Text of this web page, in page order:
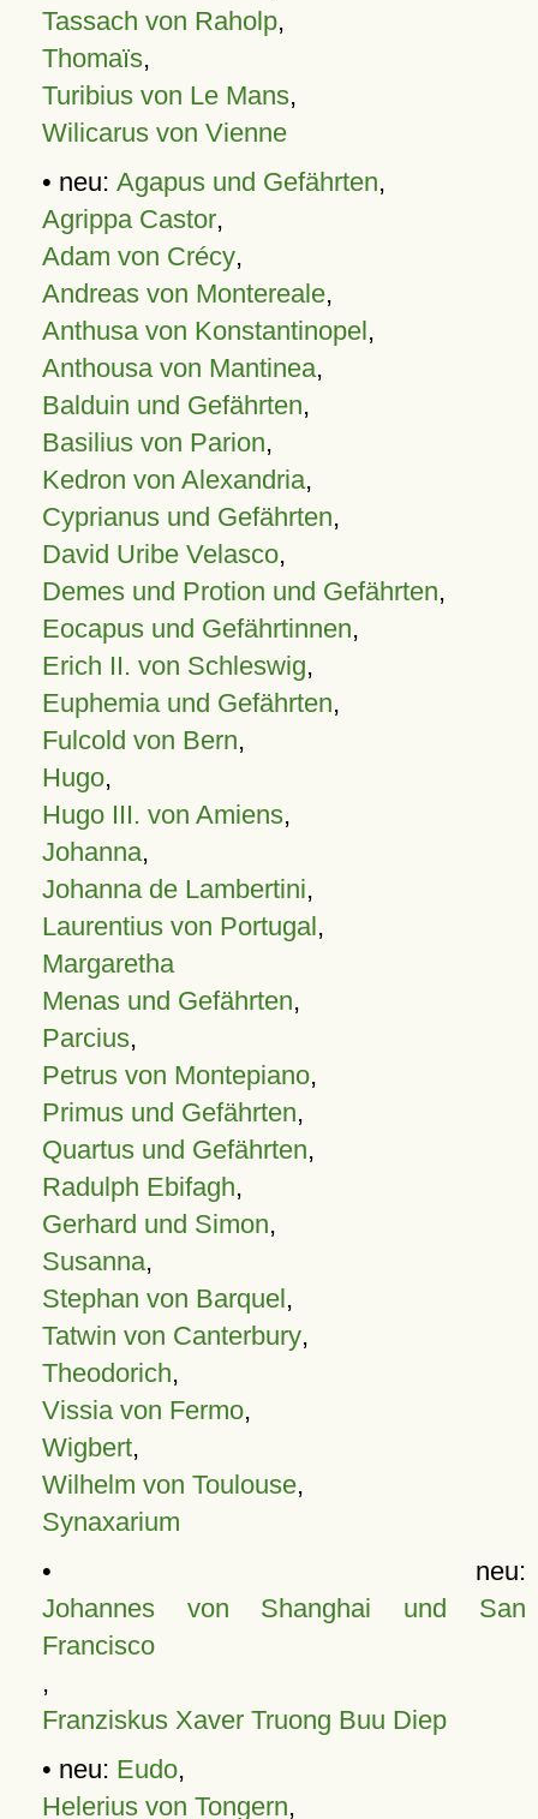
Tassach von Raholp,
Thomaïs,
Turibius von Le Mans,
Wilicarus von Vienne
• neu: Agapus und Gefährten,
Agrippa Castor,
Adam von Crécy,
Andreas von Montereale,
Anthusa von Konstantinopel,
Anthousa von Mantinea,
Balduin und Gefährten,
Basilius von Parion,
Kedron von Alexandria,
Cyprianus und Gefährten,
David Uribe Velasco,
Demes und Protion und Gefährten,
Eocapus und Gefährtinnen,
Erich II. von Schleswig,
Euphemia und Gefährten,
Fulcold von Bern,
Hugo,
Hugo III. von Amiens,
Johanna,
Johanna de Lambertini,
Laurentius von Portugal,
Margaretha
Menas und Gefährten,
Parcius,
Petrus von Montepiano,
Primus und Gefährten,
Quartus und Gefährten,
Radulph Ebifagh,
Gerhard und Simon,
Susanna,
Stephan von Barquel,
Tatwin von Canterbury,
Theodorich,
Vissia von Fermo,
Wigbert,
Wilhelm von Toulouse,
Synaxarium
• neu:
Johannes von Shanghai und San
Francisco
,
Franziskus Xaver Truong Buu Diep
• neu: Eudo,
Helerius von Tongern,